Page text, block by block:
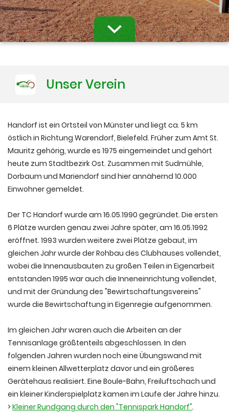
Sponsoren
Galerie
Platzbuchung
Unser Verein
Handorf ist ein Ortsteil von Münster und liegt ca. 5 km
östlich in Richtung Warendorf, Bielefeld. Früher zum Amt St.
Mauritz gehörig, wurde es 1975 eingemeindet und gehört
heute zum Stadtbezirk Ost. Zusammen mit Sudmühle,
Dorbaum und Mariendorf sind hier annähernd 10.000
Einwohner gemeldet.
Der TC Handorf wurde am 16.05.1990 gegründet. Die ersten
6 Plätze wurden genau zwei Jahre später, am 16.05.1992
eröffnet. 1993 wurden weitere zwei Plätze gebaut, im
gleichen Jahr wurde der Rohbau des Clubhauses vollendet,
wobei die Innenausbauten zu großen Teilen in Eigenarbeit
entstanden 1995 war auch die Inneneinrichtung vollendet,
und mit der Gründung des "Bewirtschaftungsvereins"
wurde die Bewirtschaftung in Eigenregie aufgenommen.
Im gleichen Jahr waren auch die Arbeiten an der
Tennisanlage größtenteils abgeschlossen. In den
folgenden Jahren wurden noch eine Übungswand mit
einem kleinen Allwetterplatz davor und ein größeres
Gerätehaus realisiert. Eine Boule-Bahn, Freiluftschach und
ein kleiner Kinderspielplatz kamen im Laufe der Jahre hinzu.
>Kleiner Rundgang durch den "Tennispark Handorf".